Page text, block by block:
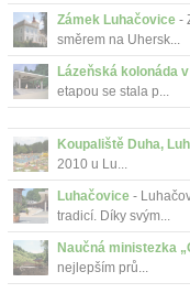
Zámek Luhačovice -
směrem na Uhersk...
Lázeňská kolonáda
etapou se stala p...
Koupaliště Duha,
2010 u Lu...
Luhačovice -
tradicí. Díky svým...
Naučná ministezka
nejlepším prů...